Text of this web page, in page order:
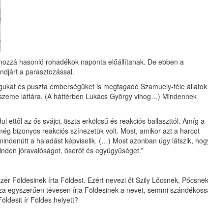
hasonló rohadékok naponta előállítanak. De ebben a
a parasztozással.
és puszta emberségüket is megtagadó Szamuely-féle állatok
láttára. (A háttérben Lukács György vihog…) Mindennek
ettől az ős svájci, tiszta erkölcsű és reakciós ballaszttól. Amíg a
bizonyos reakciós színezetük volt. Most, amikor azt a harcot
a haladást képviselik. (…) Most azonban úgy látszik,
jóravalóságot, őserőt és együgyűséget.”
Földesinek írta Földest. Ezért nevezi őt Szily Lőcsnek, Pőcsnek
egyszerűen tévesen írja Földesinek a nevet, semmi
ír Földes helyett?